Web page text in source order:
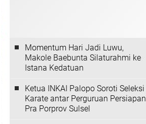
Momentum Hari Jadi Luwu,
Makole Baebunta Silaturahmi ke
Istana Kedatuan
Ketua INKAI Palopo Soroti Seleksi
Karate antar Perguruan Persiapan
Pra Porprov Sulsel